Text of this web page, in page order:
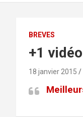
BREVES
+1
18 janvier 2015